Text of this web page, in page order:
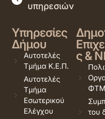
υπηρεσιών
Υπηρεσίες
Δήμου
Αυτοτελές
Τμήμα Κ.Ε.Π.
Αυτοτελές
Τμήμα
Εσωτερικού
Ελέγχου
ς &
του